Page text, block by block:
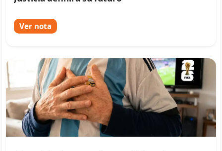
Ver nota